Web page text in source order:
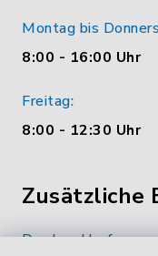
Montag bis
8:00 - 16:00 Uhr
Freitag:
8:00 - 12:30 Uhr
Zusätzliche